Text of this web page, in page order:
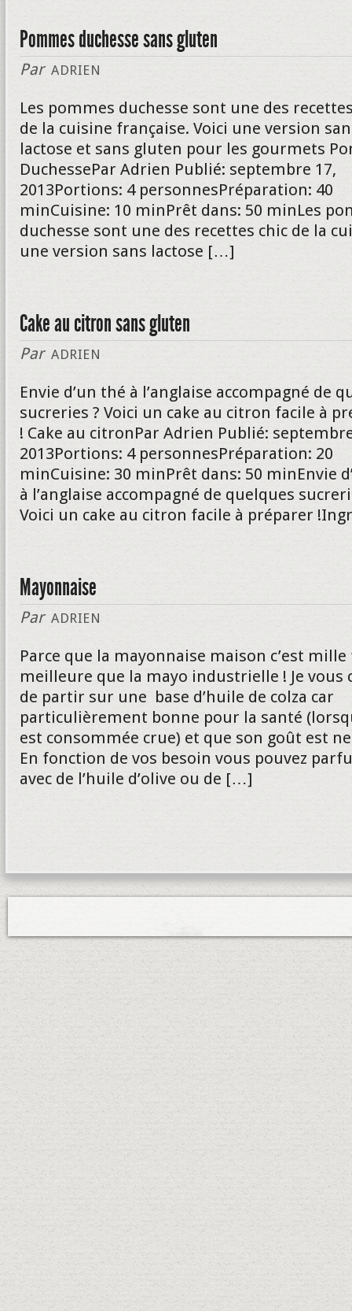
Pommes duchesse sans gluten
Par ADRIEN
Les pommes duchesse sont une des
de la cuisine française. Voici une version
lactose et sans gluten pour les gourmets
DuchessePar Adrien Publié: septembre 17,
2013Portions: 4 personnesPréparation: 40
minCuisine: 10 minPrêt dans: 50 minLes
duchesse sont une des recettes chic de la
une version sans lactose […]
Cake au citron sans gluten
Par ADRIEN
Envie d’un thé à l’anglaise accompagné de
sucreries ? Voici un cake au citron facile à
! Cake au citronPar Adrien Publié:
2013Portions: 4 personnesPréparation: 20
minCuisine: 30 minPrêt dans: 50 minEnvie
à l’anglaise accompagné de quelques
Voici un cake au citron facile à préparer
Mayonnaise
Par ADRIEN
Parce que la mayonnaise maison c’est
meilleure que la mayo industrielle ! Je vous
de partir sur une base d’huile de colza car
particulièrement bonne pour la santé
est consommée crue) et que son goût est
En fonction de vos besoin vous pouvez
avec de l’huile d’olive ou de […]